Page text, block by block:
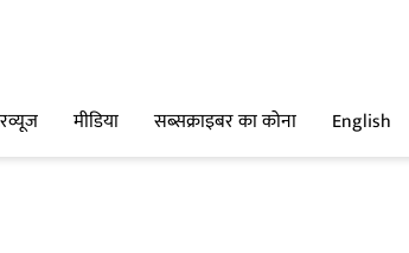
मीडिया सब्सक्राइबर का कोना English